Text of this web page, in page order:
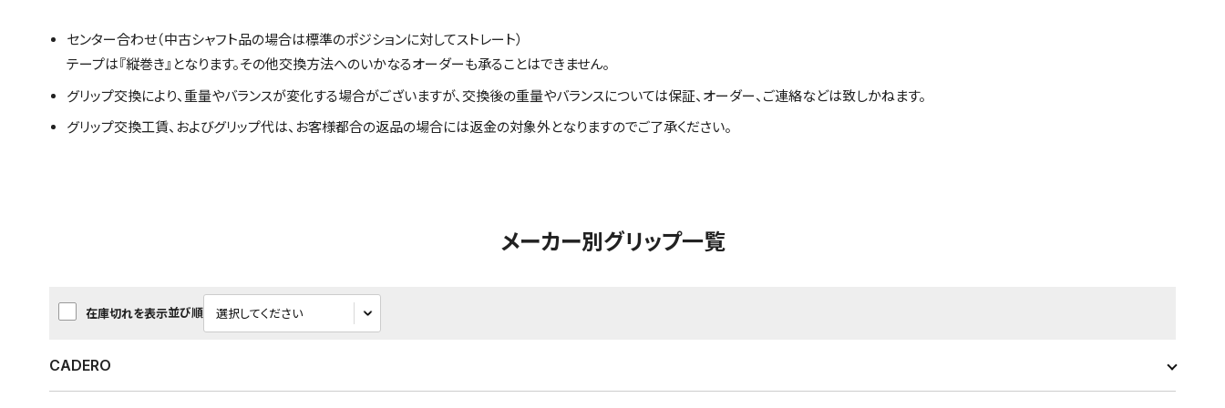
センター合わせ（中古シャフト品の場合は標準のポジションに対してストレート）
テープは『縦巻き』となります。その他交換方法へのいかなるオーダーも承ることはできません。
グリップ交換により、重量やバランスが変化する場合がございますが、交換後の重量やバランスについては保証、オーダー、ご連絡などは致しかねます。
グリップ交換工賃、およびグリップ代は、お客様都合の返品の場合には返金の対象外となりますのでご了承ください。
メーカー別グリップ一覧
在庫切れを表示並び順
CADERO